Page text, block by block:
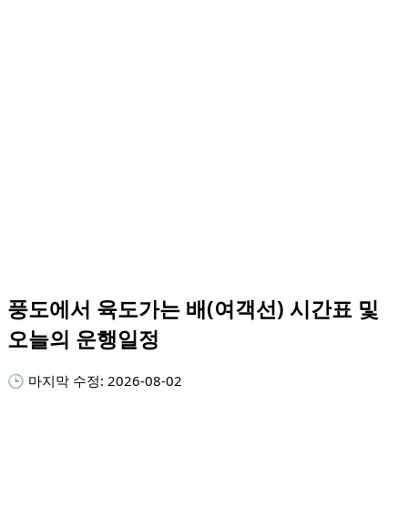
풍도에서 육도가는 배(여객선) 시간표 및
오늘의 운행일정
🕒 마지막 수정: 2026-08-02